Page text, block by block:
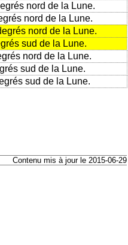
nord de la Lune.
nord de la Lune.
nord de la Lune.
sud de la Lune.
nord de la Lune.
sud de la Lune.
sud de la Lune.
Contenu mis à jour le 2015-06-29